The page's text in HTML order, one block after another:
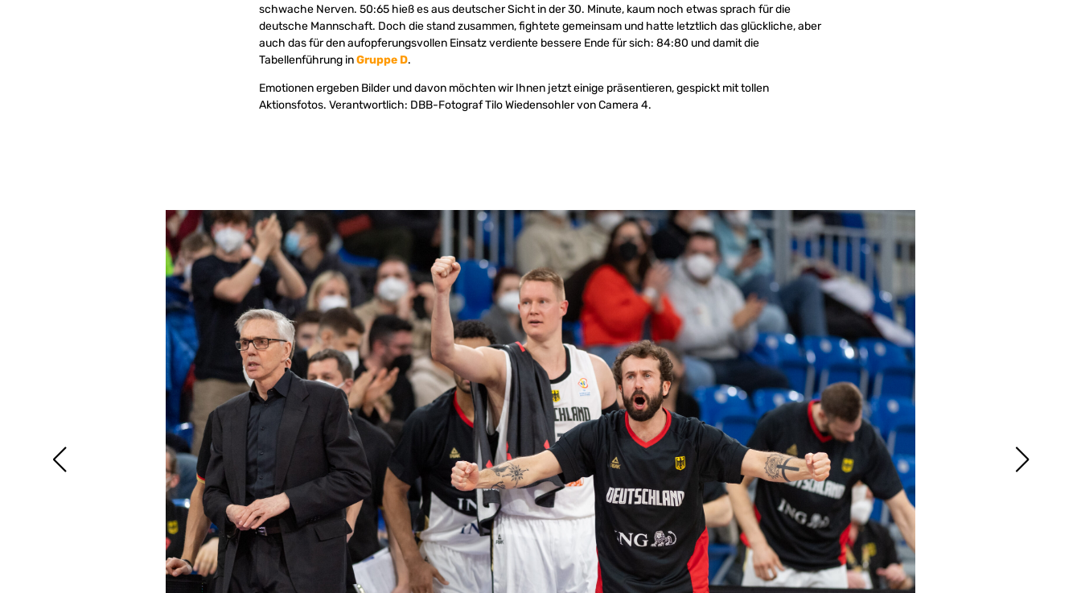
schwache Nerven. 50:65 hieß es aus deutscher Sicht in der 30. Minute, kaum noch etwas sprach für die
deutsche Mannschaft. Doch die stand zusammen, fightete gemeinsam und hatte letztlich das glückliche, aber
auch das für den aufopferungsvollen Einsatz verdiente bessere Ende für sich: 84:80 und damit die
Tabellenführung inGruppe D.
Emotionen ergeben Bilder und davon möchten wir Ihnen jetzt einige präsentieren, gespickt mit tollen
Aktionsfotos. Verantwortlich: DBB-Fotograf Tilo Wiedensohler von Camera 4.